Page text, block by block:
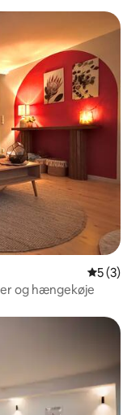
5 ud af 5
5 (3)
og hængekøje